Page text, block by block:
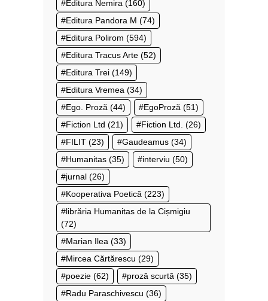
Editura Nemira (160)
Editura Pandora M (74)
Editura Polirom (594)
Editura Tracus Arte (52)
Editura Trei (149)
Editura Vremea (34)
Ego. Proză (44) EgoProză (51)
Fiction Ltd (21) Fiction Ltd. (26)
FILIT (23) Gaudeamus (34)
Humanitas (35) interviu (50)
jurnal (26)
Kooperativa Poetică (223)
librăria Humanitas de la Cișmigiu
(72)
Marian Ilea (33)
Mircea Cărtărescu (29)
poezie (62) proză scurtă (35)
Radu Paraschivescu (36)